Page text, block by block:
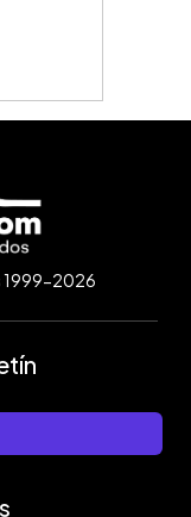
1999-2026